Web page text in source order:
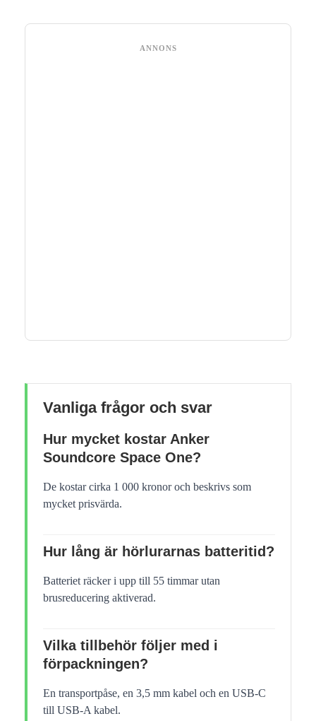
ANNONS
Vanliga frågor och svar
Hur mycket kostar Anker
Soundcore Space One?
De kostar cirka 1 000 kronor och beskrivs som
mycket prisvärda.
Hur lång är hörlurarnas batteritid?
Batteriet räcker i upp till 55 timmar utan
brusreducering aktiverad.
Vilka tillbehör följer med i
förpackningen?
En transportpåse, en 3,5 mm kabel och en USB-C
till USB-A kabel.